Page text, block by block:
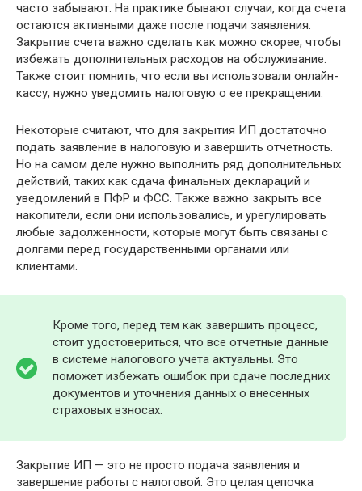
часто забывают. На практике бывают случаи, когда счета
остаются активными даже после подачи заявления.
Закрытие счета важно сделать как можно скорее, чтобы
избежать дополнительных расходов на обслуживание.
Также стоит помнить, что если вы использовали онлайн-
кассу, нужно уведомить налоговую о ее прекращении.
Некоторые считают, что для закрытия ИП достаточно
подать заявление в налоговую и завершить отчетность.
Но на самом деле нужно выполнить ряд дополнительных
действий, таких как сдача финальных деклараций и
уведомлений в ПФР и ФСС. Также важно закрыть все
накопители, если они использовались, и урегулировать
любые задолженности, которые могут быть связаны с
долгами перед государственными органами или
клиентами.
Кроме того, перед тем как завершить процесс,
стоит удостовериться, что все отчетные данные
в системе налогового учета актуальны. Это
поможет избежать ошибок при сдаче последних
документов и уточнения данных о внесенных
страховых взносах.
Закрытие ИП — это не просто подача заявления и
завершение работы с налоговой. Это целая цепочка